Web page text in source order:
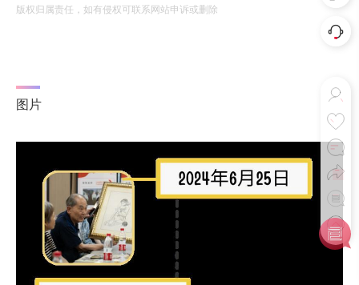
版权归属责任，如有侵权可联系网站申诉或删除
图片